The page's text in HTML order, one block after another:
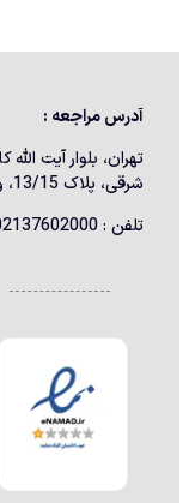
آدرس مراجعه :
تهران، بلوار آیت
شرقی، پلاک 13/15، واحد 202
تلفن : 02137602000